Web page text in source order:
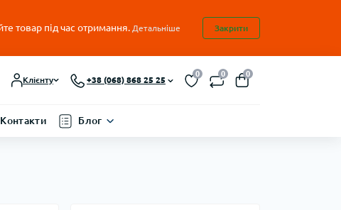
товар під час отримання. Детальніше Закрити
Клієнту +38 (068) 868 25 25
0 0 0
Контакти Блог